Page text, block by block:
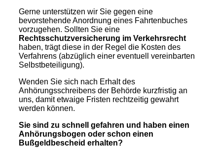
Gerne unterstützen wir Sie gegen eine
bevorstehende Anordnung eines Fahrtenbuches
vorzugehen. Sollten Sie eine
Rechtsschutzversicherung im Verkehrsrecht
haben, trägt diese in der Regel die Kosten des
Verfahrens (abzüglich einer eventuell vereinbarten
Selbstbeteiligung).
Wenden Sie sich nach Erhalt des
Anhörungsschreibens der Behörde kurzfristig an
uns, damit etwaige Fristen rechtzeitig gewahrt
werden können.
Sie sind zu schnell gefahren und haben einen
Anhörungsbogen oder schon einen
Bußgeldbescheid erhalten?